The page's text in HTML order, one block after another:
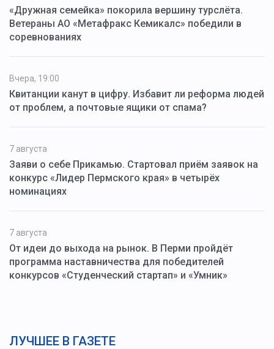
«Дружная семейка» покорила вершину турслёта.
Ветераны АО «Метафракс Кемикалс» победили в
соревнованиях
Вчера, 19:00
Квитанции канут в цифру. Избавит ли реформа людей
от проблем, а почтовые ящики от спама?
7 августа
Заяви о себе Прикамью. Стартовал приём заявок на
конкурс «Лидер Пермского края» в четырёх
номинациях
7 августа
От идеи до выхода на рынок. В Перми пройдёт
программа наставничества для победителей
конкурсов «Студенческий стартап» и «Умник»
ЛУЧШЕЕ В ГАЗЕТЕ